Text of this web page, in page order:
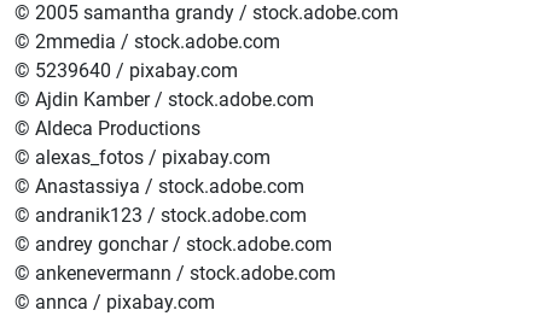
© 2005 samantha grandy / stock.adobe.com
© 2mmedia / stock.adobe.com
© 5239640 / pixabay.com
© Ajdin Kamber / stock.adobe.com
© Aldeca Productions
© alexas_fotos / pixabay.com
© Anastassiya / stock.adobe.com
© andranik123 / stock.adobe.com
© andrey gonchar / stock.adobe.com
© ankenevermann / stock.adobe.com
© annca / pixabay.com